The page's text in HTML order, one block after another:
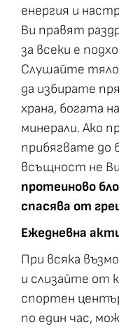
енергия и
Ви правят
за всеки е
Слушайте
да избирате
храна, богата
минерали. Ако
прибягвате до
всъщност не
протеиново
спасява от
Ежедневна
При всяка
и слизайте от
спортен
по един час,